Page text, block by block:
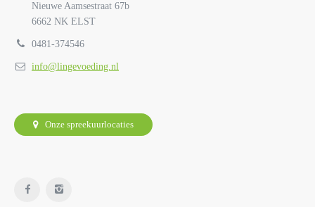
Nieuwe Aamsestraat 67b
6662 NK ELST
0481-374546
info@lingevoeding.nl
Onze spreekuurlocaties